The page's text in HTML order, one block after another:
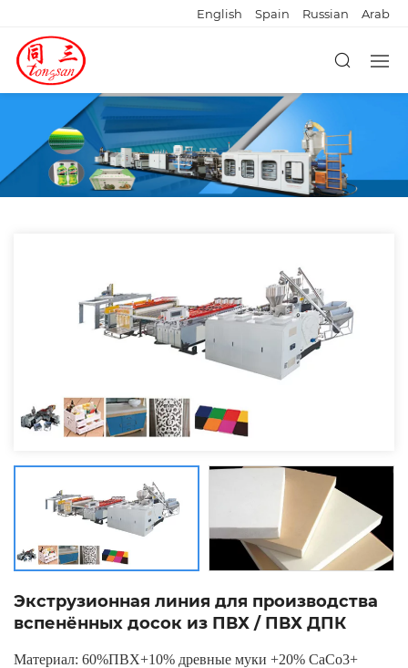
English Spain Russian Arab
Экструзионная линия для производства
вспенённых досок из ПВХ / ПВХ ДПК
Материал: 60%ПВХ+10% древные муки +20% CaCo3+